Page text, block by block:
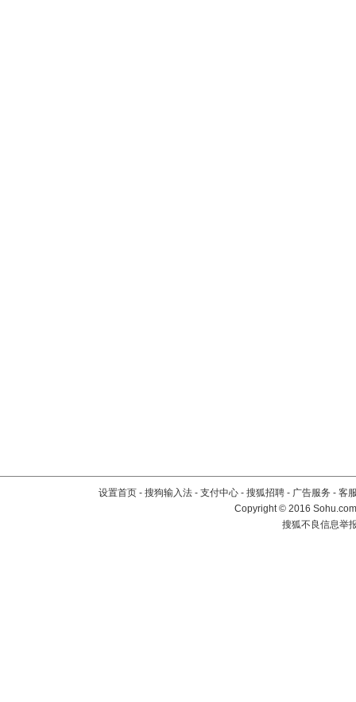
设置首页 - 搜狗输入法 - 支付中心 - 搜狐招聘 - 广告服务 - 客
Copyright©2016
搜狐不良信息举